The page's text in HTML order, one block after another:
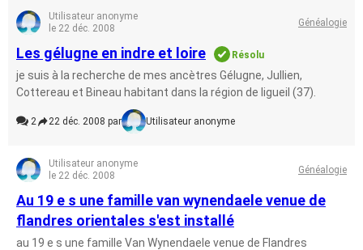
Utilisateur anonyme
le 22 déc. 2008
Généalogie
Les gélugne en indre et loire Résolu
je suis à la recherche de mes ancètres Gélugne, Jullien,
Cottereau et Bineau habitant dans la région de ligueil (37).
2 22 déc. 2008 par Utilisateur anonyme
Utilisateur anonyme
le 22 déc. 2008
Généalogie
Au 19 e s une famille van wynendaele venue de
flandres orientales s'est installé
au 19 e s une famille Van Wynendaele venue de Flandres